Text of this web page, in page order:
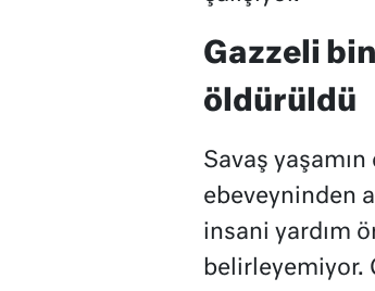
Gazzeli
öldürüldü
Savaş
ebeveyninden
insani yardım
belirleyemiyor.